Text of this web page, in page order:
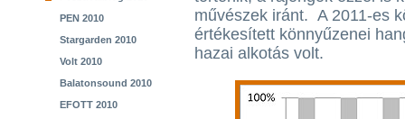
PEN 2010
Stargarden 2010
Volt 2010
Balatonsound 2010
EFOTT 2010
művészek iránt. A 2011-es
értékesített könnyűzenei
hazai alkotás volt.